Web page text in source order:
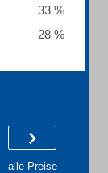
33 %
28 %
alle Preise